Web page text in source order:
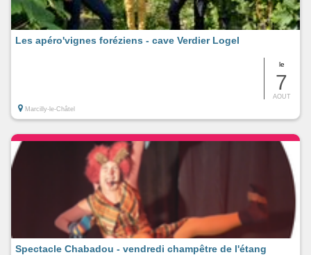
le
7
AOUT
Les apéro'vignes foréziens - cave Verdier Logel
Marcilly-le-Châtel
Spectacle Chabadou - vendredi champêtre de l'étang